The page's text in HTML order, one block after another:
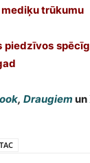
trūkumu
piedzīvos
, Draugiem un